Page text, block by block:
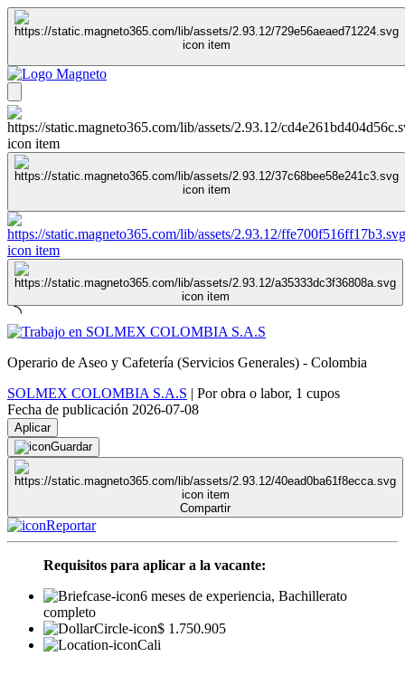
Operario de Aseo y Cafetería (Servicios Generales) - Colombia
SOLMEX COLOMBIA S.A.S | Por obra o labor, 1 cupos
Fecha de publicación 2026-07-08
Aplicar
Guardar
Compartir
Reportar
Requisitos para aplicar a la vacante:
6 meses de experiencia, Bachillerato
completo
$ 1.750.905
Cali